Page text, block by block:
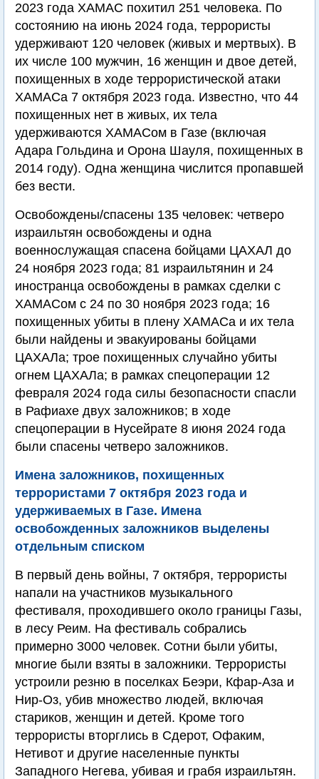
2023 года ХАМАС похитил 251 человека. По
состоянию на июнь 2024 года, террористы
удерживают 120 человек (живых и мертвых). В
их числе 100 мужчин, 16 женщин и двое детей,
похищенных в ходе террористической атаки
ХАМАСа 7 октября 2023 года. Известно, что 44
похищенных нет в живых, их тела
удерживаются ХАМАСом в Газе (включая
Адара Гольдина и Орона Шауля, похищенных в
2014 году). Одна женщина числится пропавшей
без вести.
Освобождены/спасены 135 человек: четверо
израильтян освобождены и одна
военнослужащая спасена бойцами ЦАХАЛ до
24 ноября 2023 года; 81 израильтянин и 24
иностранца освобождены в рамках сделки с
ХАМАСом с 24 по 30 ноября 2023 года; 16
похищенных убиты в плену ХАМАСа и их тела
были найдены и эвакуированы бойцами
ЦАХАЛа; трое похищенных случайно убиты
огнем ЦАХАЛа; в рамках спецоперации 12
февраля 2024 года силы безопасности спасли
в Рафиахе двух заложников; в ходе
спецоперации в Нусейрате 8 июня 2024 года
были спасены четверо заложников.
Имена заложников, похищенных
террористами 7 октября 2023 года и
удерживаемых в Газе. Имена
освобожденных заложников выделены
отдельным списком
В первый день войны, 7 октября, террористы
напали на участников музыкального
фестиваля, проходившего около границы Газы,
в лесу Реим. На фестиваль собрались
примерно 3000 человек. Сотни были убиты,
многие были взяты в заложники. Террористы
устроили резню в поселках Беэри, Кфар-Аза и
Нир-Оз, убив множество людей, включая
стариков, женщин и детей. Кроме того
террористы вторглись в Сдерот, Офаким,
Нетивот и другие населенные пункты
Западного Негева, убивая и грабя израильтян.